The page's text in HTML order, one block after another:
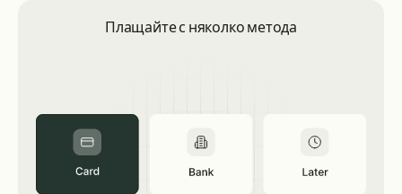
Плащайте с няколко метода